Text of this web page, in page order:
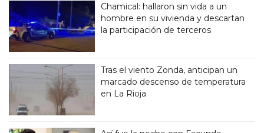
Chamical: hallaron sin vida a un
hombre en su vivienda y descartan
la participación de terceros
Tras el viento Zonda, anticipan un
marcado descenso de temperatura
en La Rioja